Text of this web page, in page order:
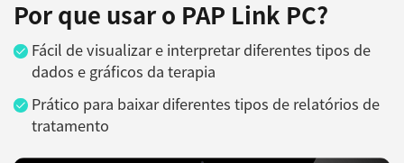
Por que usar o PAP Link PC?
Fácil de visualizar e interpretar diferentes tipos de
dados e gráficos da terapia
Prático para baixar diferentes tipos de relatórios de
tratamento